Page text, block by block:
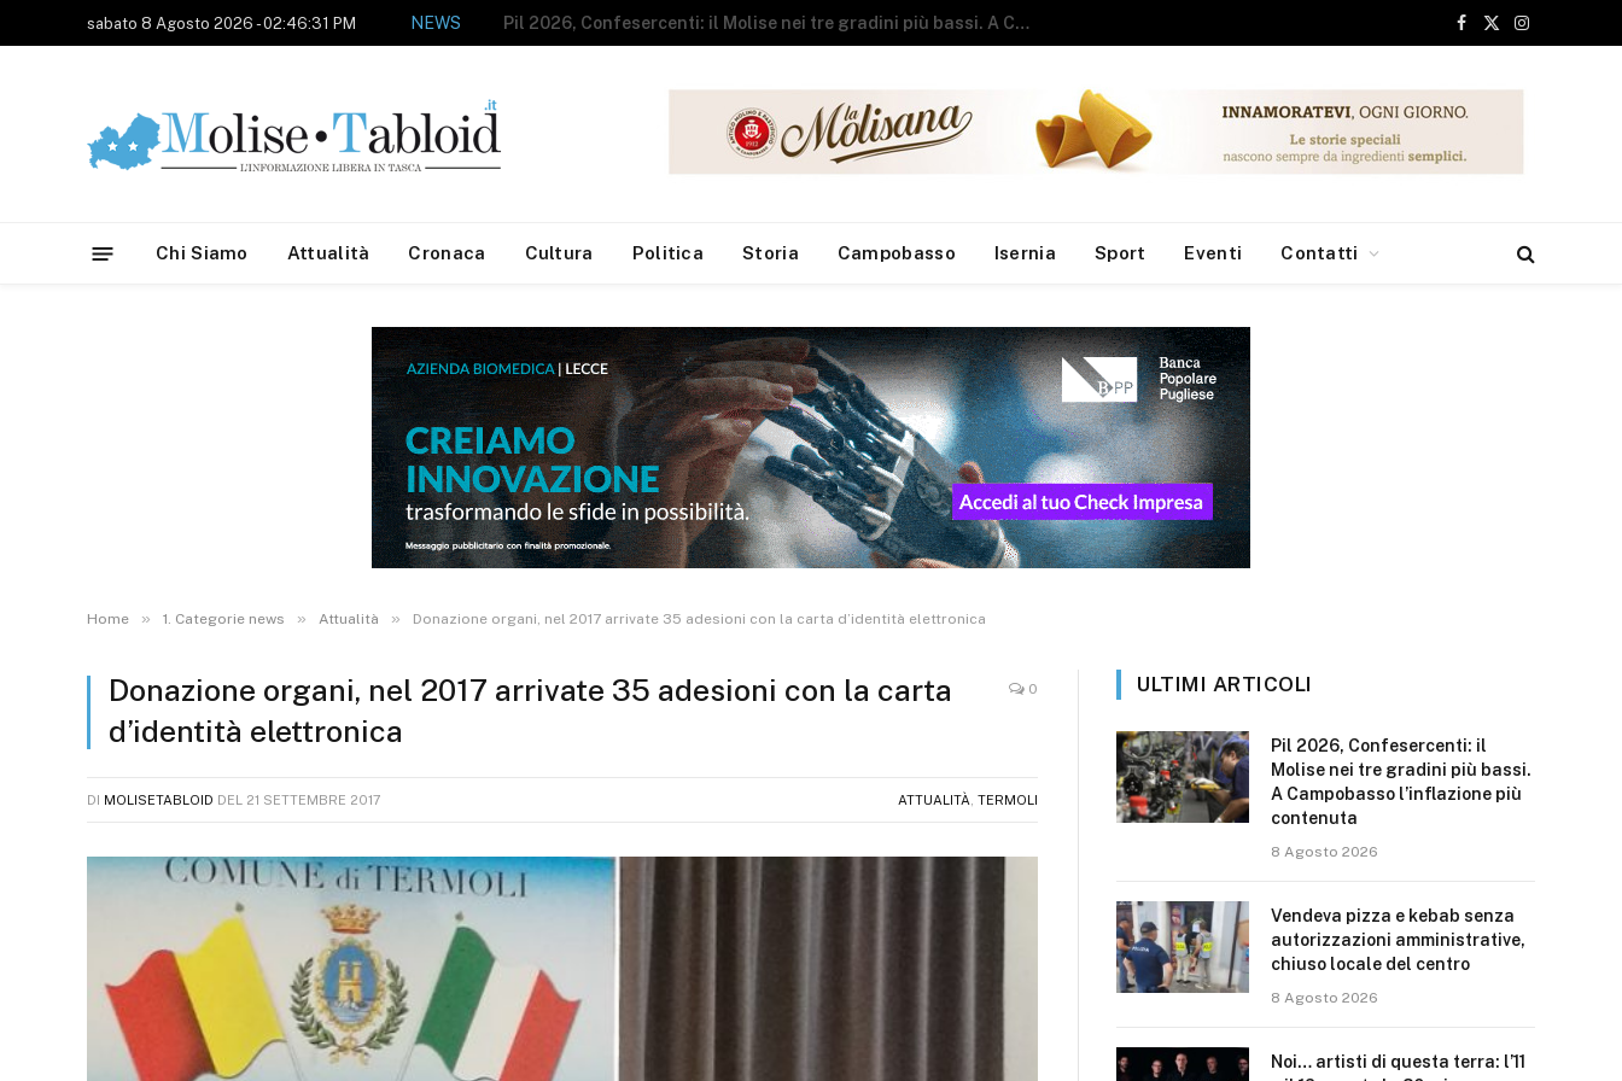
sabato 8 Agosto 2026 - 02:46:31 PM NEWS Vendeva pizza e kebab senza autorizzazioni amministrative, chiuso locale del centro
Facebook
X
Instagram
Chi Siamo Attualità Cronaca Cultura Politica Storia Campobasso Isernia Sport Eventi Contatti
Home » 1. Categorie news » Attualità » Donazione organi, nel 2017 arrivate 35 adesioni con la carta d’identità elettronica
Donazione organi, nel 2017 arrivate 35 adesioni con la carta
d’identità elettronica
0
DI MOLISETABLOID DEL 21 SETTEMBRE 2017 ATTUALITÀ TERMOLI
ULTIMI ARTICOLI
Pil 2026, Confesercenti: il
Molise nei tre gradini più bassi.
A Campobasso l’inflazione più
contenuta
8 Agosto 2026
Vendeva pizza e kebab senza
autorizzazioni amministrative,
chiuso locale del centro
8 Agosto 2026
Noi… artisti di questa terra: l’11